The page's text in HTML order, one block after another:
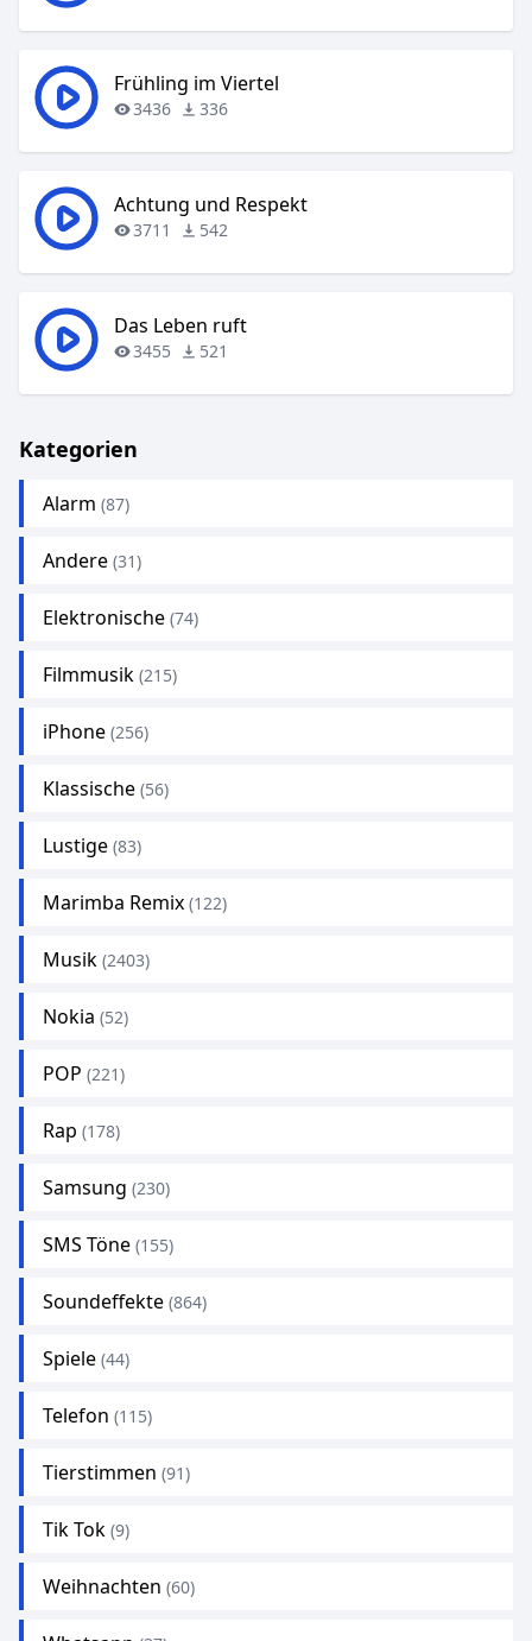
Frühling im Viertel
3436 336
Achtung und Respekt
3711 542
Das Leben ruft
3455 521
Kategorien
Alarm (87)
Andere (31)
Elektronische (74)
Filmmusik (215)
iPhone (256)
Klassische (56)
Lustige (83)
Marimba Remix (122)
Musik (2403)
Nokia (52)
POP (221)
Rap (178)
Samsung (230)
SMS Töne (155)
Soundeffekte (864)
Spiele (44)
Telefon (115)
Tierstimmen (91)
Tik Tok (9)
Weihnachten (60)